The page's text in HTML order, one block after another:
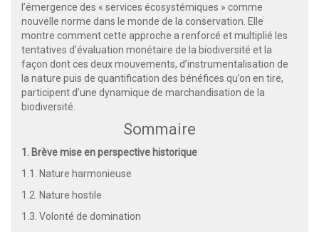
l’émergence des « services écosystémiques » comme
nouvelle norme dans le monde de la conservation. Elle
montre comment cette approche a renforcé et multiplié les
tentatives d’évaluation monétaire de la biodiversité et la
façon dont ces deux mouvements, d’instrumentalisation de
la nature puis de quantification des bénéfices qu’on en tire,
participent d’une dynamique de marchandisation de la
biodiversité.
Sommaire
1. Brève mise en perspective historique
1.1. Nature harmonieuse
1.2. Nature hostile
1.3. Volonté de domination